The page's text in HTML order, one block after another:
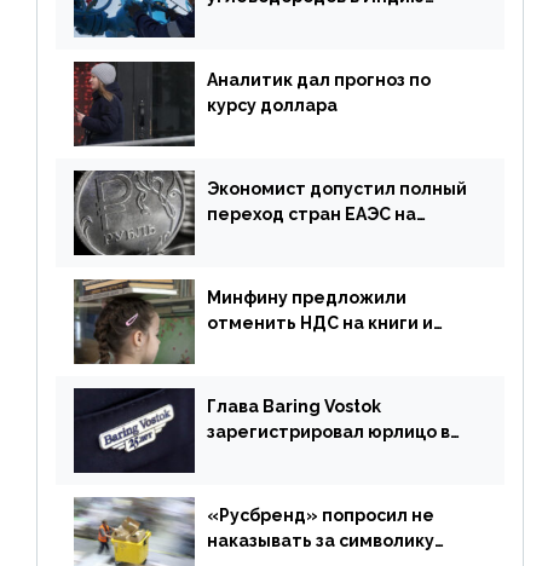
Аналитик дал прогноз по
курсу доллара
Экономист допустил полный
переход стран ЕАЭС на
Минфину предложили
отменить НДС на книги и
Глава Baring Vostok
зарегистрировал юрлицо в
«Русбренд» попросил не
наказывать за символику